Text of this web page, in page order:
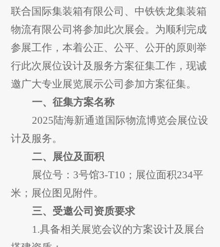
联合国际集装箱有限公司、中铁铁龙集装箱
物流有限公司将参加此次展会。为顺利完成
参展工作，本着公正、公平、公开的原则举
行此次展位设计及服务方案征集工作，现诚
邀广大专业展览展示公司参加方案征集。
一、征集方案名称
2025陆海新通道国际物流博览会展位设
计及服务。
二、展位及面积
展位号： 3号馆3-T10 ；展位面积234平
米；展位图见附件。
三、受邀公司资质要求
1.具备相关展览会议的方案设计及展台